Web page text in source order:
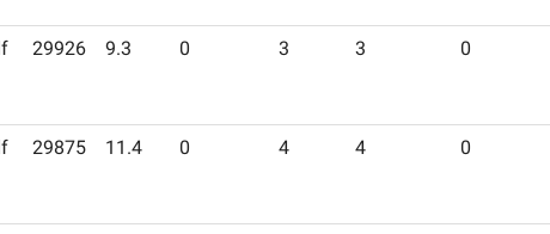
29926 9.3 0 3 3 0
29875 11.4 0 4 4 0